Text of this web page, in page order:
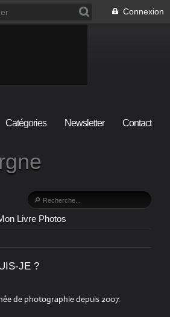
Connexion
Catégories Newsletter Contact
Livre Photos
JE ?
de photographie depuis 2007.